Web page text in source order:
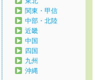
関東・甲信
中部・北陸
近畿
中国
四国
九州
沖縄